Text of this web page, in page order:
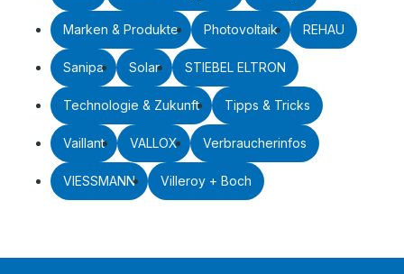
Marken & Produkte Photovoltaik REHAU
Sanipa Solar STIEBEL ELTRON
Technologie & Zukunft Tipps & Tricks
Vaillant VALLOX Verbraucherinfos
VIESSMANN Villeroy + Boch